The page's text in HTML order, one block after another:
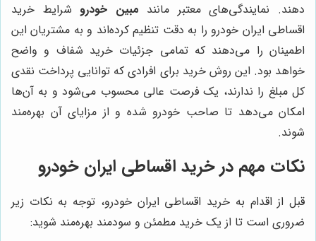
دهند. نمایندگی‌های معتبر مانند مبین خودروشرایط خرید
اقساطی ایران خودرو را به دقت تنظیم کرده‌اند و به مشتریان این
اطمینان را می‌دهند که تمامی جزئیات خرید شفاف و واضح
خواهد بود. این روش خرید برای افرادی که توانایی پرداخت نقدی
کل مبلغ را ندارند، یک فرصت عالی محسوب می‌شود و به آن‌ها
امکان می‌دهد تا صاحب خودرو شده و از مزایای آن بهره‌مند
شوند.
نکات مهم در خرید اقساطی ایران خودرو
قبل از اقدام به خرید اقساطی ایران خودرو، توجه به نکات زیر
ضروری است تا از یک خرید مطمئن و سودمند بهره‌مند شوید: